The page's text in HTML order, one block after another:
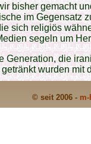
bisher gemacht
im Gegensatz
sich religiös
segeln um
Generation, die
wurden mit
© seit 2006 -